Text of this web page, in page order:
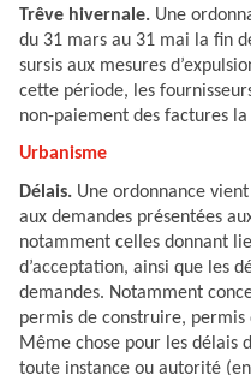
Trêve hivernale. Une
du 31 mars au 31 mai la fin
sursis aux mesures
cette période, les
non-paiement des factures
Urbanisme
Délais. Une ordonnance
aux demandes présentées
notamment celles donnant
d’acceptation, ainsi que les
demandes. Notamment
permis de construire, permis
Même chose pour les délais
toute instance ou autorité